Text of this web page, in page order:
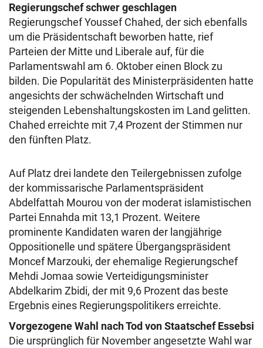
Regierungschef schwer geschlagen
Regierungschef Youssef Chahed, der sich ebenfalls
um die Präsidentschaft beworben hatte, rief
Parteien der Mitte und Liberale auf, für die
Parlamentswahl am 6. Oktober einen Block zu
bilden. Die Popularität des Ministerpräsidenten hatte
angesichts der schwächelnden Wirtschaft und
steigenden Lebenshaltungskosten im Land gelitten.
Chahed erreichte mit 7,4 Prozent der Stimmen nur
den fünften Platz.
Auf Platz drei landete den Teilergebnissen zufolge
der kommissarische Parlamentspräsident
Abdelfattah Mourou von der moderat islamistischen
Partei Ennahda mit 13,1 Prozent. Weitere
prominente Kandidaten waren der langjährige
Oppositionelle und spätere Übergangspräsident
Moncef Marzouki, der ehemalige Regierungschef
Mehdi Jomaa sowie Verteidigungsminister
Abdelkarim Zbidi, der mit 9,6 Prozent das beste
Ergebnis eines Regierungspolitikers erreichte.
Vorgezogene Wahl nach Tod von Staatschef Essebsi
Die ursprünglich für November angesetzte Wahl war